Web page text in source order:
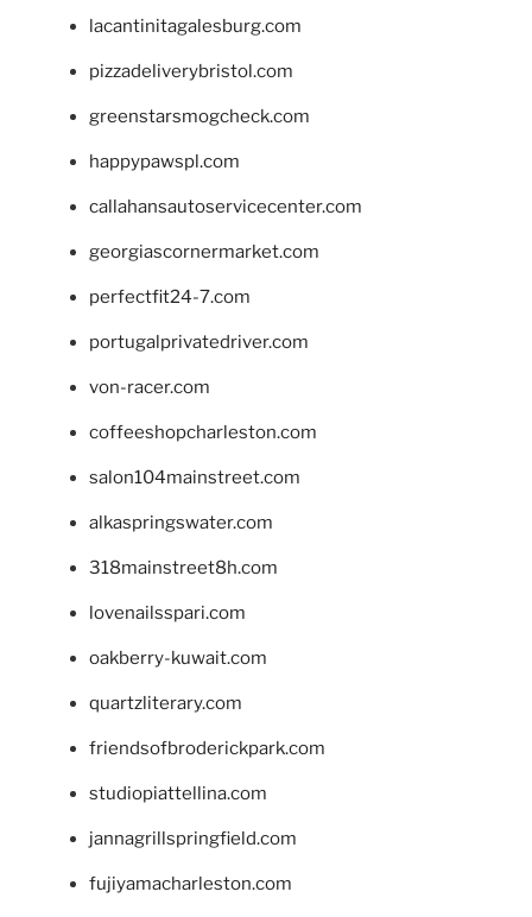
lacantinitagalesburg.com
pizzadeliverybristol.com
greenstarsmogcheck.com
happypawspl.com
callahansautoservicecenter.com
georgiascornermarket.com
perfectfit24-7.com
portugalprivatedriver.com
von-racer.com
coffeeshopcharleston.com
salon104mainstreet.com
alkaspringswater.com
318mainstreet8h.com
lovenailsspari.com
oakberry-kuwait.com
quartzliterary.com
friendsofbroderickpark.com
studiopiattellina.com
jannagrillspringfield.com
fujiyamacharleston.com